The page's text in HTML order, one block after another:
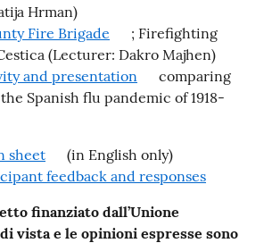
Hrman)
Fire Brigade
; Firefighting
(Lecturer: Dakro Majhen)
and presentation
comparing
Spanish flu pandemic of 1918-
sheet
(in English only)
feedback and responses
finanziato dall’Unione
vista e le opinioni espresse sono